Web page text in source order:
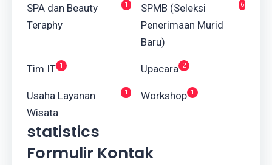
SPA dan Beauty
Teraphy
1
SPMB (Seleksi
Penerimaan Murid
Baru)
6
Tim IT 1 Upacara 2
Usaha Layanan
Wisata
1 Workshop 1
statistics
Formulir Kontak